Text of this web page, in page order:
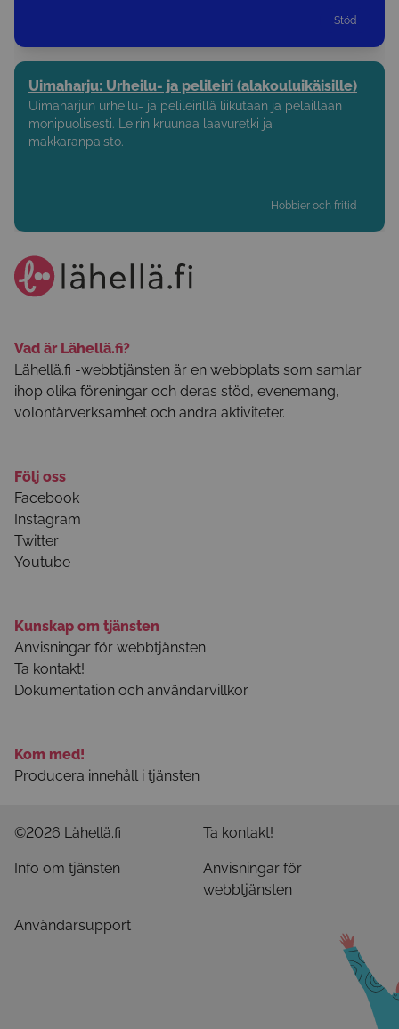
Stöd
Uimaharju: Urheilu- ja pelileiri (alakouluikäisille)
Uimaharjun urheilu- ja pelileirillä liikutaan ja pelaillaan
monipuolisesti. Leirin kruunaa laavuretki ja
makkaranpaisto.
Hobbier och fritid
Vad är Lähellä.fi?
Lähellä.fi -webbtjänsten är en webbplats som samlar
ihop olika föreningar och deras stöd, evenemang,
volontärverksamhet och andra aktiviteter.
Följ oss
Facebook
Instagram
Twitter
Youtube
Kunskap om tjänsten
Anvisningar för webbtjänsten
Ta kontakt!
Dokumentation och användarvillkor
Kom med!
Producera innehåll i tjänsten
©2026 Lähellä.fi Ta kontakt!
Info om tjänsten
Anvisningar för
webbtjänsten
Användarsupport